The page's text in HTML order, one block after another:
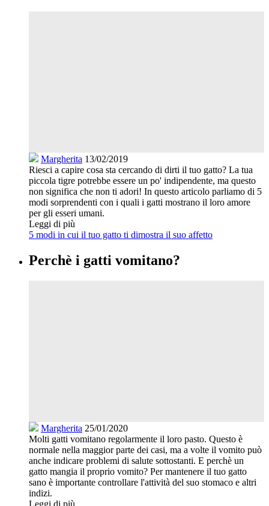
Margherita 13/02/2019
Riesci a capire cosa sta cercando di dirti il tuo gatto? La tua
piccola tigre potrebbe essere un po' indipendente, ma questo
non significa che non ti adori! In questo articolo parliamo di 5
modi sorprendenti con i quali i gatti mostrano il loro amore
per gli esseri umani.
Leggi di più
5 modi in cui il tuo gatto ti dimostra il suo affetto
Perchè i gatti vomitano?
Margherita 25/01/2020
Molti gatti vomitano regolarmente il loro pasto. Questo è
normale nella maggior parte dei casi, ma a volte il vomito può
anche indicare problemi di salute sottostanti. E perchè un
gatto mangia il proprio vomito? Per mantenere il tuo gatto
sano è importante controllare l'attività del suo stomaco e altri
indizi.